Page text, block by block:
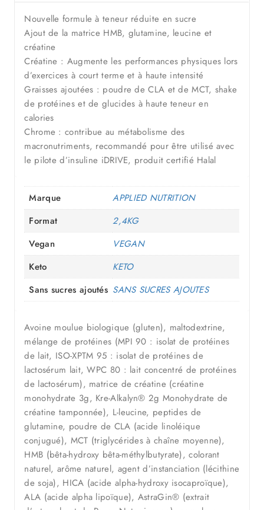
Nouvelle formule à teneur réduite en sucre
Ajout de la matrice HMB, glutamine, leucine et
créatine
Créatine : Augmente les performances physiques lors
d’exercices à court terme et à haute intensité
Graisses ajoutées : poudre de CLA et de MCT, shake
de protéines et de glucides à haute teneur en
calories
Chrome : contribue au métabolisme des
macronutriments, recommandé pour être utilisé avec
le pilote d’insuline iDRIVE, produit certifié Halal
Marque
APPLIED NUTRITION
Format
2,4KG
Vegan
VEGAN
Keto
KETO
Sans sucres ajoutés SANS SUCRES AJOUTES
Avoine moulue biologique (gluten), maltodextrine,
mélange de protéines (MPI 90 : isolat de protéines
de lait, ISO-XPTM 95 : isolat de protéines de
lactosérum lait, WPC 80 : lait concentré de protéines
de lactosérum), matrice de créatine (créatine
monohydrate 3g, Kre-Alkalyn® 2g Monohydrate de
créatine tamponnée), L-leucine, peptides de
glutamine, poudre de CLA (acide linoléique
conjugué), MCT (triglycérides à chaîne moyenne),
HMB (bêta-hydroxy bêta-méthylbutyrate), colorant
naturel, arôme naturel, agent d’instanciation (lécithine
de soja), HICA (acide alpha-hydroxy isocaproïque),
ALA (acide alpha lipoïque), AstraGin® (extrait